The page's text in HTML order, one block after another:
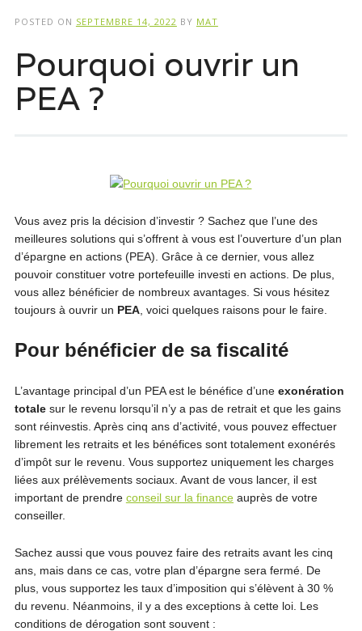
POSTED ON SEPTEMBRE 14, 2022 BY MAT
Pourquoi ouvrir un
PEA ?
Vous avez pris la décision d’investir ? Sachez que l’une des
meilleures solutions qui s’offrent à vous est l’ouverture d’un plan
d’épargne en actions (PEA). Grâce à ce dernier, vous allez
pouvoir constituer votre portefeuille investi en actions. De plus,
vous allez bénéficier de nombreux avantages. Si vous hésitez
toujours à ouvrir un PEA, voici quelques raisons pour le faire.
Pour bénéficier de sa fiscalité
L’avantage principal d’un PEA est le bénéfice d’une exonération
totalesur le revenu lorsqu’il n’y a pas de retrait et que les gains
sont réinvestis. Après cinq ans d’activité, vous pouvez effectuer
librement les retraits et les bénéfices sont totalement exonérés
d’impôt sur le revenu. Vous supportez uniquement les charges
liées aux prélèvements sociaux. Avant de vous lancer, il est
important de prendre conseil sur la financeauprès de votre
conseiller.
Sachez aussi que vous pouvez faire des retraits avant les cinq
ans, mais dans ce cas, votre plan d’épargne sera fermé. De
plus, vous supportez les taux d’imposition qui s’élèvent à 30 %
du revenu. Néanmoins, il y a des exceptions à cette loi. Les
conditions de dérogation sont souvent :